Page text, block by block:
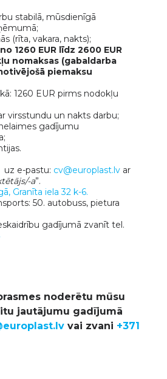
stabilā, mūsdienīgā
(rīta, vakara, nakts);
1260 EUR līdz 2600 EUR
nomaksas (gabaldarba
piemaksu
1260 EUR pirms nodokļu
virsstundu un nakts darbu;
gadījumu
uz e-pastu: cv@europlast.lvar
a”.
Granīta iela 32 k-6.
50. autobuss, pietura
gadījumā zvanīt tel.
noderētu mūsu
jautājumu gadījumā
vai zvani +371